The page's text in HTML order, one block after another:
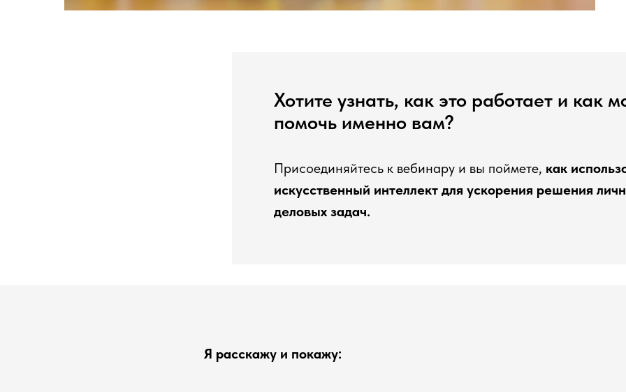
Хотите узнать, как это работает и как
помочь именно вам?
Присоединяйтесь к вебинару и вы поймете, как
искусственный интеллект для ускорения решения
деловых задач.
Я расскажу и покажу: